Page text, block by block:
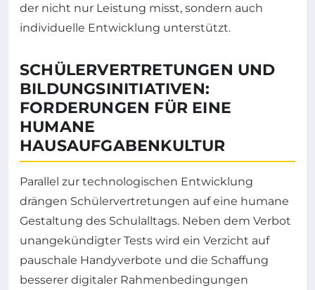
der nicht nur Leistung misst, sondern auch
individuelle Entwicklung unterstützt.
SCHÜLERVERTRETUNGEN UND
BILDUNGSINITIATIVEN:
FORDERUNGEN FÜR EINE
HUMANE
HAUSAUFGABENKULTUR
Parallel zur technologischen Entwicklung
drängen Schülervertretungen auf eine humane
Gestaltung des Schulalltags. Neben dem Verbot
unangekündigter Tests wird ein Verzicht auf
pauschale Handyverbote und die Schaffung
besserer digitaler Rahmenbedingungen